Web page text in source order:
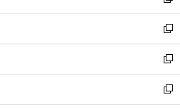
開
く
ウ
で
開
く
ン
ド
ウ
で
開
く
ウ
ィ
ン
ド
ウ
で
開
し
い
ウ
ィ
ン
ド
ウ
新
し
い
ウ
ィ
ン
新
し
い
ウ
新